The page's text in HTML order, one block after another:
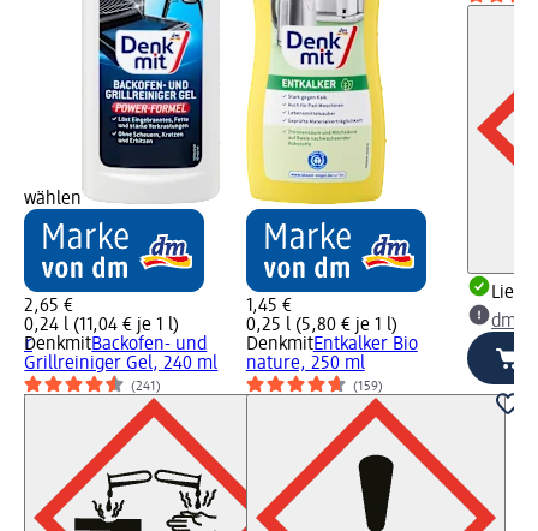
wählen
2,65 €
0,24 l (11,04 € je 1 l)
DenkmitBackofen- und
Grillreiniger Gel, 240 ml
(241)
1,45 €
0,25 l (5,80 € je 1 l)
DenkmitEntkalker Bio
nature, 250 ml
(159)
dm